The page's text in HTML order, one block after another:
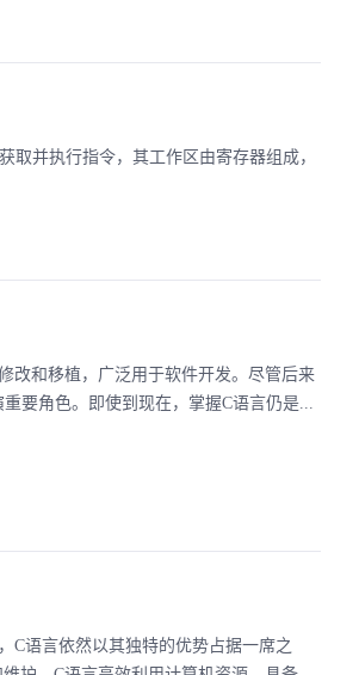
取并执行指令，其工作区由寄存器组成，
改和移植，广泛用于软件开发。尽管后来
要角色。即使到现在，掌握C语言仍是...
C语言依然以其独特的优势占据一席之